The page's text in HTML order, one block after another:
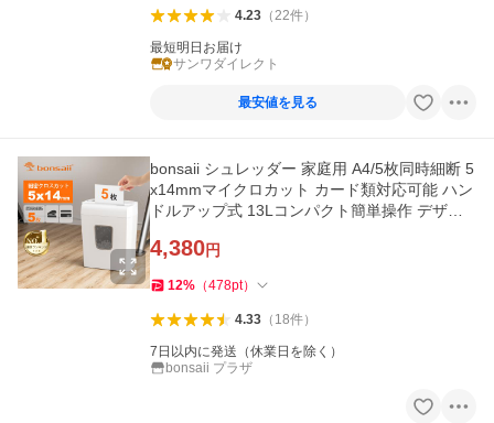
4.23（22件）
最短明日お届け
サンワダイレクト
最安値を見る
bonsaii シュレッダー 家庭用 A4/5枚同時細断 5
x14mmマイクロカット カード類対応可能 ハン
ドルアップ式 13Lコンパクト簡単操作 デザイ
4,380円
12% （478pt）
4.33（ 18件）
7日以内に発送（休業日を除く）
bonsaii プラザ